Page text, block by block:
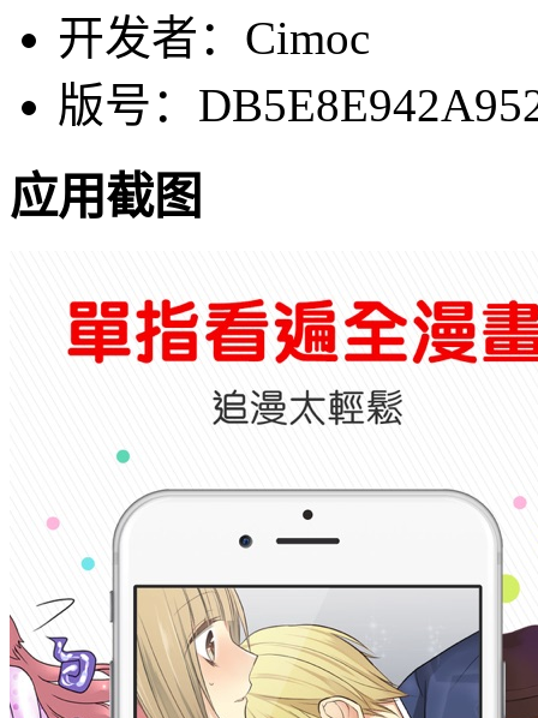
开发者：Cimoc
版号：
应用截图